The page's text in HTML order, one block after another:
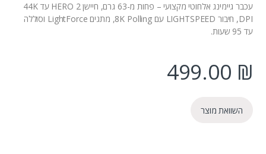
עכבר גיימינג אלחוטי מקצועי – פחות מ-63 גרם, חיישן HERO 2 עד 44K
DPI, חיבור LIGHTSPEED עם 8K Polling, מתגים LightForce וסוללה
עד 95 שעות.
499.00 ₪
השוואת מוצר